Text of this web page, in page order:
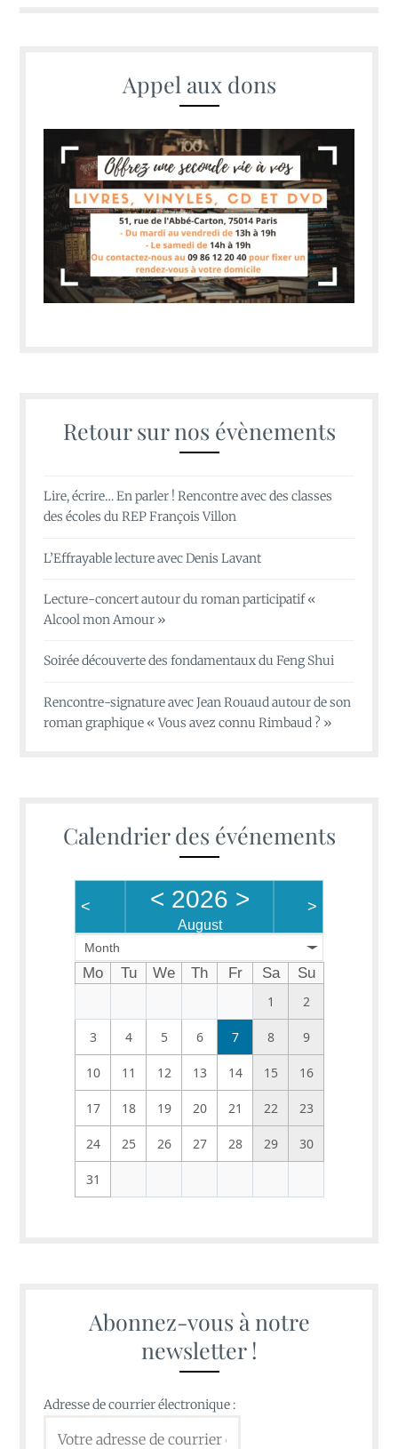
Appel aux dons
Retour sur nos évènements
Lire, écrire… En parler ! Rencontre avec des classes
des écoles du REP François Villon
L’Effrayable lecture avec Denis Lavant
Lecture-concert autour du roman participatif «
Alcool mon Amour »
Soirée découverte des fondamentaux du Feng Shui
Rencontre-signature avec Jean Rouaud autour de son
roman graphique « Vous avez connu Rimbaud ? »
Calendrier des événements
< < 2026 >
August
>
Month
Mo Tu We Th Fr Sa
Su
1
2
3 4 5 6 7 8 9
10 11 12 13 14 15 16
17 18 19 20 21 22 23
24 25 26 27 28 29 30
31
Abonnez-vous à notre
newsletter !
Adresse de courrier électronique :